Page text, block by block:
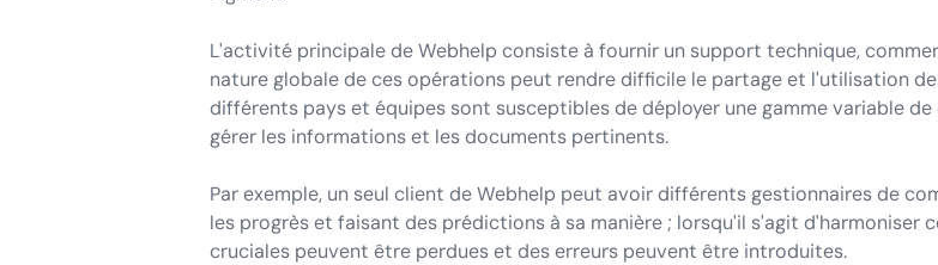
L'activité principale de Webhelp consiste à fournir un support technique,
nature globale de ces opérations peut rendre difficile le partage et l'utilisation
différents pays et équipes sont susceptibles de déployer une gamme variable
gérer les informations et les documents pertinents.
Par exemple, un seul client de Webhelp peut avoir différents gestionnaires de
les progrès et faisant des prédictions à sa manière ; lorsqu'il s'agit
cruciales peuvent être perdues et des erreurs peuvent être introduites.